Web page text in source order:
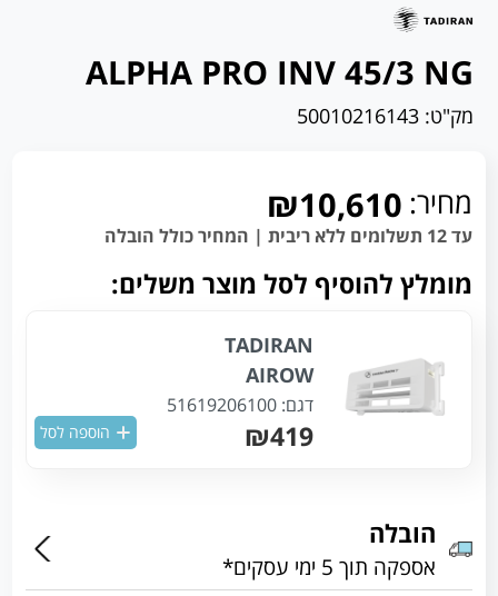
ALPHA PRO INV 45/3 NG
מק"ט: 50010216143
מחיר: ₪10,610
עד 12 תשלומים ללא ריבית | המחיר כולל הובלה
מומלץ להוסיף לסל מוצר משלים:
TADIRAN
AIROW
דגם: 51619206100
₪419 הוספה לסל
הובלה
אספקה תוך 5 ימי עסקים*